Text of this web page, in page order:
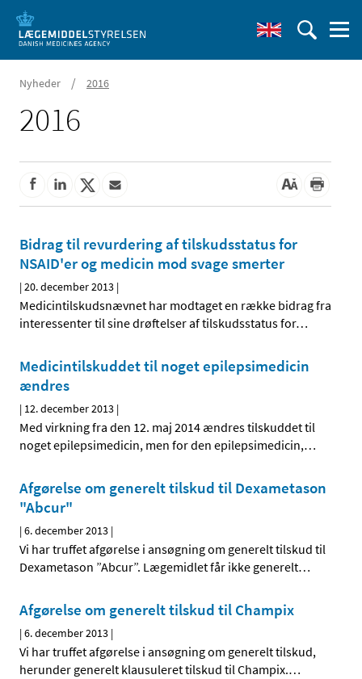
Nyheder / 2016
2016
Bidrag til revurdering af tilskudsstatus for
NSAID'er og medicin mod svage smerter
|20. december 2013 |
Medicintilskudsnævnet har modtaget en række bidrag fra
interessenter til sine drøftelser af tilskudsstatus for…
Medicintilskuddet til noget epilepsimedicin
ændres
| 12. december 2013 |
Med virkning fra den 12. maj 2014 ændres tilskuddet til
noget epilepsimedicin, men for den epilepsimedicin,…
Afgørelse om generelt tilskud til Dexametason
"Abcur"
|6. december 2013 |
Vi har truffet afgørelse i ansøgning om generelt tilskud til
Dexametason ”Abcur”. Lægemidlet får ikke generelt…
Afgørelse om generelt tilskud til Champix
|6. december 2013 |
Vi har truffet afgørelse i ansøgning om generelt tilskud,
herunder generelt klausuleret tilskud til Champix.…